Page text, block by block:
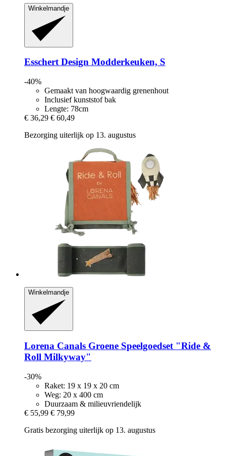
Winkelmandje
Esschert Design Modderkeuken, S
-40%
Gemaakt van hoogwaardig grenenhout
Inclusief kunststof bak
Lengte: 78cm
€ 36,29 € 60,49
Bezorging uiterlijk op 13. augustus
Winkelmandje
Lorena Canals Groene Speelgoedset "Ride &
Roll Milkyway"
-30%
Raket: 19 x 19 x 20 cm
Weg: 20 x 400 cm
Duurzaam & milieuvriendelijk
€ 55,99 € 79,99
Gratis bezorging uiterlijk op 13. augustus